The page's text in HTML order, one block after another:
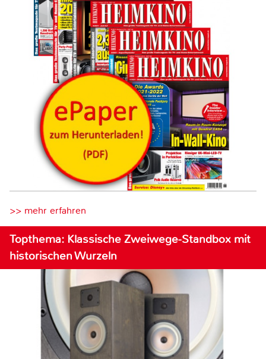
>> mehr erfahren
Topthema: Klassische Zweiwege-Standbox mit
historischen Wurzeln